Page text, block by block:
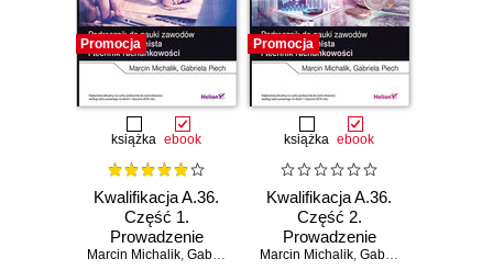
Promocja
książka ebook
Kwalifikacja A.36.
Część 1.
Prowadzenie
rachunkowości.
Marcin Michalik, Gabriela Piech
Promocja
książka ebook
Kwalifikacja A.36.
Część 2.
Prowadzenie
rachunkowości.
Marcin Michalik, Gabriela Piech